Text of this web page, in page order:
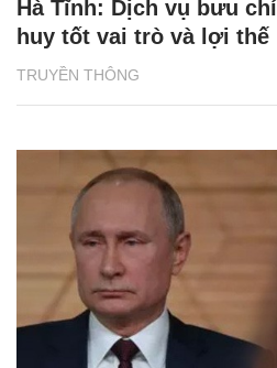
TRUYỀN THÔNG
Hà Tĩnh: Dịch vụ bưu
huy tốt vai trò và lợi thế